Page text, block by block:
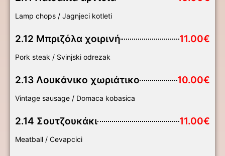
Lamp chops / Jagnjeci kotleti
2.12 Μπριζόλα χοιρινή 11.00€
Pork steak / Svinjski odrezak
2.13 Λουκάνικο χωριάτικο 10.00€
Vintage sausage / Domaca kobasica
2.14 Σουτζουκάκι 11.00€
Meatball / Cevapcici